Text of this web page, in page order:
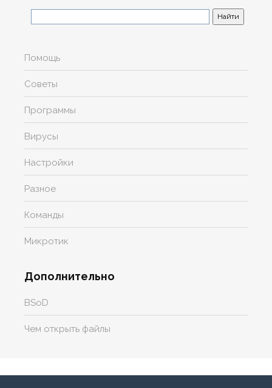
Помощь
Советы
Программы
Вирусы
Настройки
Разное
Команды
Микротик
Дополнительно
BSoD
Чем открыть файлы